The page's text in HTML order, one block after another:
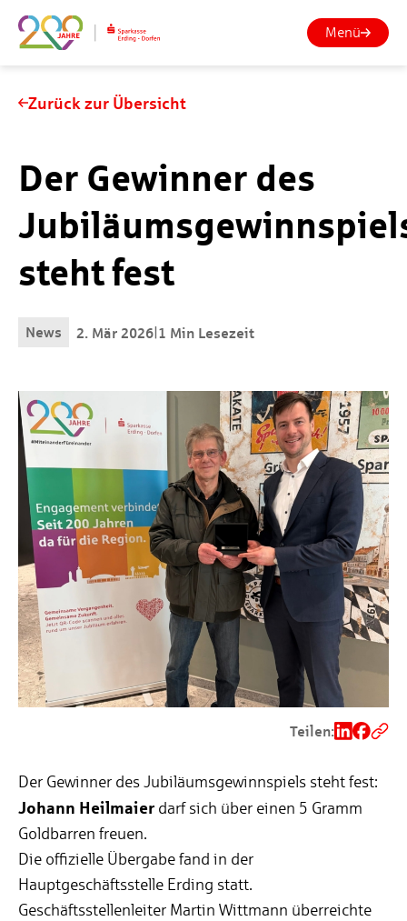
Menü
Zurück zur Übersicht
Der Gewinner des
steht fest
News 2. Mär 2026|1 Min Lesezeit
Teilen:
Der Gewinner des Jubiläumsgewinnspiels steht fest:
Johann Heilmaier darf sich über einen 5 Gramm
Goldbarren freuen.
Die offizielle Übergabe fand in der
Hauptgeschäftsstelle Erding statt.
Geschäftsstellenleiter Martin Wittmann überreichte